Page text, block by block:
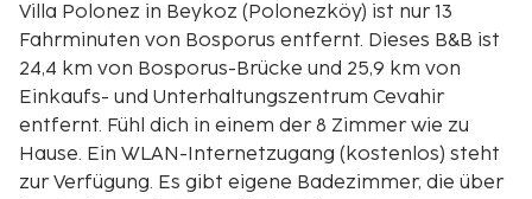
Villa Polonez in Beykoz (Polonezköy) ist nur 13
Fahrminuten von Bosporus entfernt. Dieses B&B ist
24,4 km von Bosporus-Brücke und 25,9 km von
Einkaufs- und Unterhaltungszentrum Cevahir
entfernt. Fühl dich in einem der 8 Zimmer wie zu
Hause. Ein WLAN-Internetzugang (kostenlos) steht
zur Verfügung. Es gibt eigene Badezimmer, die über